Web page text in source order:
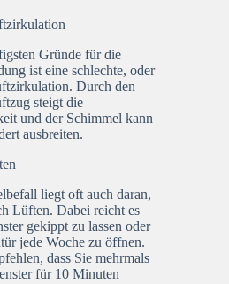
Gründe für die
ist eine schlechte, oder
Durch den
steigt die
und der Schimmel kann
ausbreiten.
liegt oft auch daran,
Lüften. Dabei reicht es
gekippt zu lassen oder
jede Woche zu öffnen.
dass Sie mehrmals
für 10 Minuten